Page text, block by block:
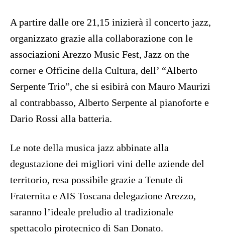
A partire dalle ore 21,15 inizierà il concerto jazz,
organizzato grazie alla collaborazione con le
associazioni Arezzo Music Fest, Jazz on the
corner e Officine della Cultura, dell’ “Alberto
Serpente Trio”, che si esibirà con Mauro Maurizi
al contrabbasso, Alberto Serpente al pianoforte e
Dario Rossi alla batteria.
Le note della musica jazz abbinate alla
degustazione dei migliori vini delle aziende del
territorio, resa possibile grazie a Tenute di
Fraternita e AIS Toscana delegazione Arezzo,
saranno l’ideale preludio al tradizionale
spettacolo pirotecnico di San Donato.